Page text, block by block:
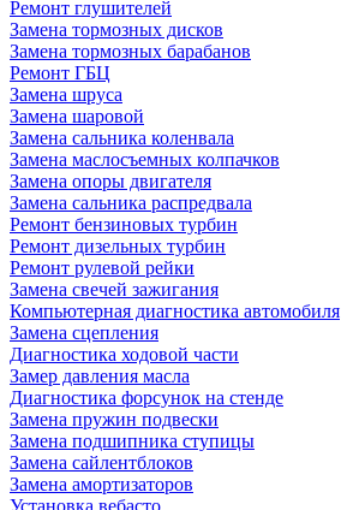
Ремонт глушителей
Замена тормозных дисков
Замена тормозных барабанов
Ремонт ГБЦ
Замена шруса
Замена шаровой
Замена сальника коленвала
Замена маслосъемных колпачков
Замена опоры двигателя
Замена сальника распредвала
Ремонт бензиновых турбин
Ремонт дизельных турбин
Ремонт рулевой рейки
Замена свечей зажигания
Компьютерная диагностика автомобиля
Замена сцепления
Диагностика ходовой части
Замер давления масла
Диагностика форсунок на стенде
Замена пружин подвески
Замена подшипника ступицы
Замена сайлентблоков
Замена амортизаторов
Установка вебасто